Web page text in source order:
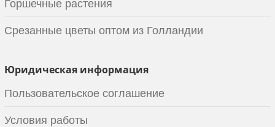
Горшечные растения
Срезанные цветы оптом из Голландии
Юридическая информация
Пользовательское соглашение
Условия работы